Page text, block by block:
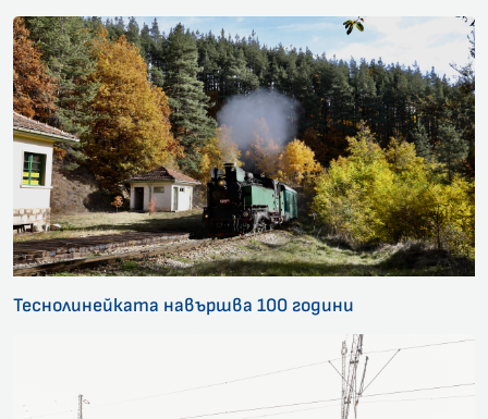
Теснолинейката навършва 100 години